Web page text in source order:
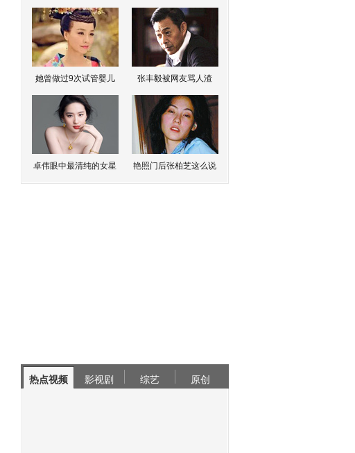
她曾做过9次试管婴儿 张丰毅被网友骂人渣
卓伟眼中最清纯的女星 艳照门后张柏芝这么说
热点视频 影视剧 综艺 原创